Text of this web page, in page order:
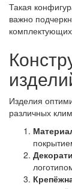
Такая
важно
Изделия
различных